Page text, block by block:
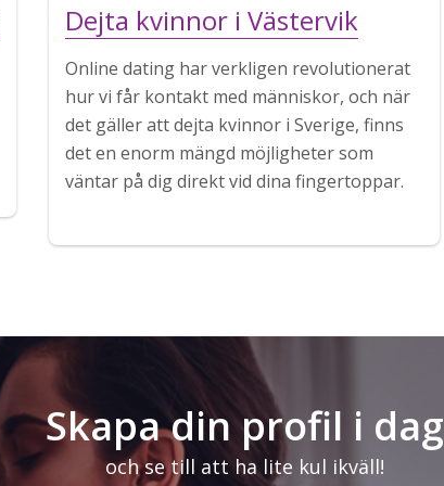
Dejta kvinnor i Västervik
Online dating har verkligen revolutionerat
hur vi får kontakt med människor, och när
det gäller att dejta kvinnor i Sverige, finns
det en enorm mängd möjligheter som
väntar på dig direkt vid dina fingertoppar.
Skapa din profil i dag
och se till att ha lite kul ikväll!